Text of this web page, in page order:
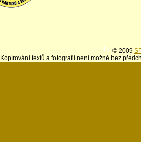
© 2009
Kopírování textů a fotografií není možné bez